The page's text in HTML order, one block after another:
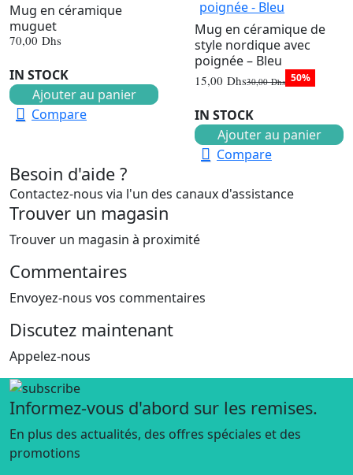
Mug en céramique
muguet
70,00 Dhs
IN STOCK
Ajouter au panier
Compare
Mug en céramique de
style nordique avec
poignée – Bleu
30,00Dhs
Le
initial
était :
30,00 Dhs.
15,00 Dhs
Le
actuel
est :
15,00 Dhs.
50%
IN STOCK
Ajouter au panier
Compare
Besoin d'aide ?
Contactez-nous via l'un des canaux d'assistance
Trouver un magasin
Trouver un magasin à proximité
Commentaires
Envoyez-nous vos commentaires
Discutez maintenant
Appelez-nous
Informez-vous d'abord sur les remises.
En plus des actualités, des offres spéciales et des
promotions